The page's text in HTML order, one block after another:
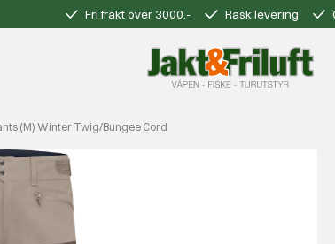
Fri frakt over 3000.- Rask levering
(M) Winter Twig/Bungee Cord